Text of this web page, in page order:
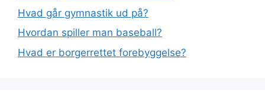
Hvad går gymnastik ud på?
Hvordan spiller man baseball?
Hvad er borgerrettet forebyggelse?